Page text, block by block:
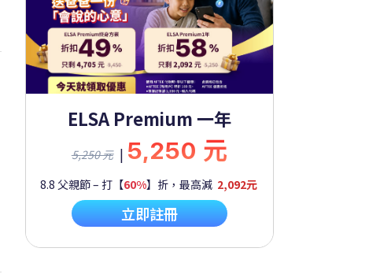
ELSA Premium 一年
5,250 元 | 5,250 元
8.8 父親節 – 打【60%】折，最高減 2,092元
立即註冊